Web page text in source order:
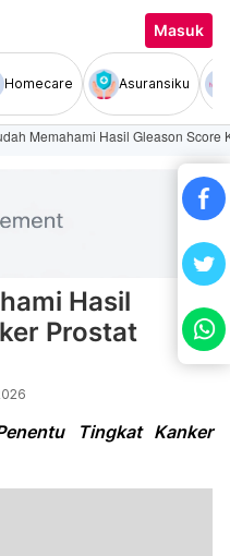
Masuk
Homecare Asuransiku
Memahami Hasil Gleason Score
Hasil
Prostat
Tingkat Kanker